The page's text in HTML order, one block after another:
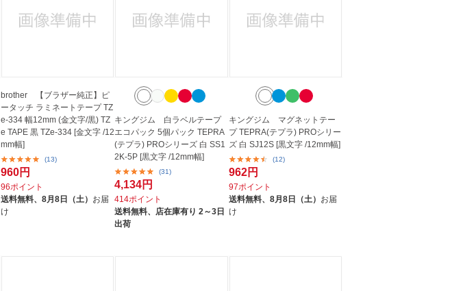
brother 【ブラザー純正】ピ
ータッチ ラミネートテープ TZ
e-334 幅12mm (金文字/黒) TZ
e TAPE 黒 TZe-334 [金文字 /12
mm幅]
(13)
960円
96ポイント
送料無料、 8月8日（土） お届
け
キングジム 白ラベルテープ
エコパック 5個パック TEPRA
(テプラ) PROシリーズ 白 SS1
2K-5P [黒文字 /12mm幅]
(31)
4,134円
414ポイント
送料無料、 店在庫有り 2～3日
出荷
キングジム マグネットテー
プ TEPRA(テプラ) PROシリー
ズ 白 SJ12S [黒文字 /12mm幅]
(12)
962円
97ポイント
送料無料、 8月8日（土） お届
け